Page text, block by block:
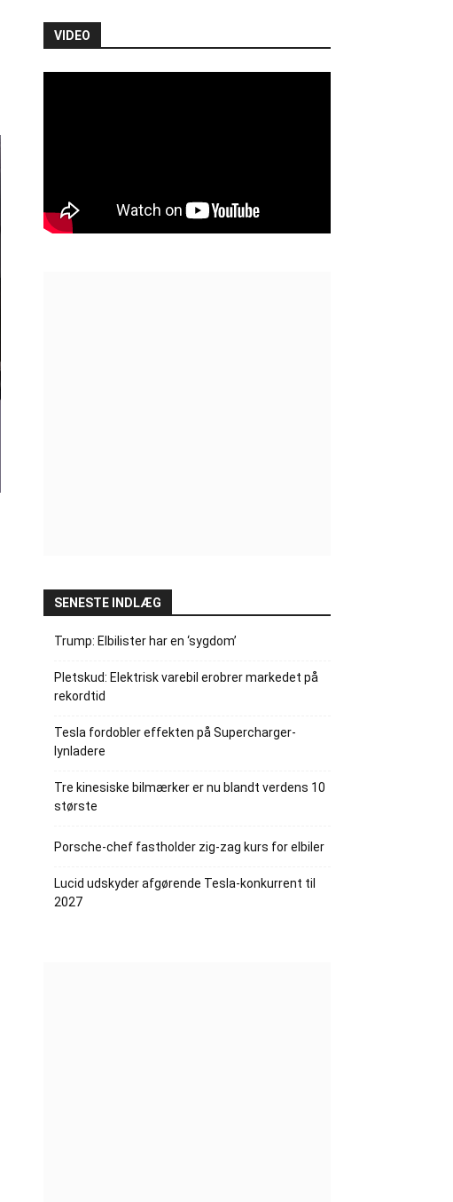
VIDEO
SENESTE INDLÆG
Trump: Elbilister har en ‘sygdom’
Pletskud: Elektrisk varebil erobrer markedet på
rekordtid
Tesla fordobler effekten på Supercharger-
lynladere
Tre kinesiske bilmærker er nu blandt verdens 10
største
Porsche-chef fastholder zig-zag kurs for elbiler
Lucid udskyder afgørende Tesla-konkurrent til
2027